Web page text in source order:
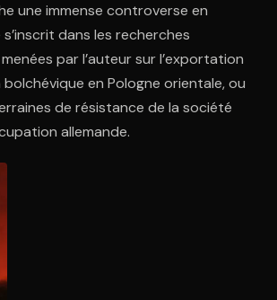
une immense controverse en
s’inscrit dans les recherches
par l’auteur sur l’exportation
en Pologne orientale, ou
de résistance de la société
allemande.